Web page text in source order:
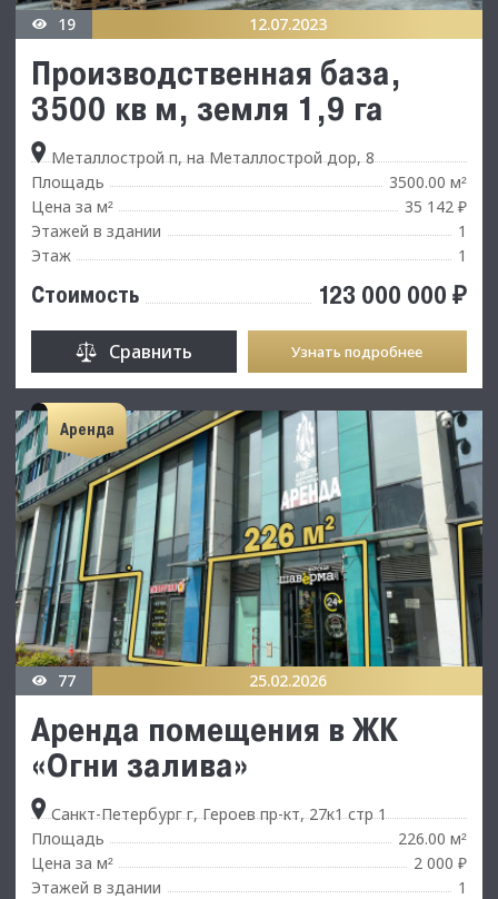
19 12.07.2023
Производственная база,
3500 кв м, земля 1,9 га
Металлострой п, на Металлострой дор, 8
Площадь
3500.00 м²
Цена за м²
35 142 ₽
Этажей в здании
1
Этаж
1
Стоимость 123 000 000 ₽
Сравнить Узнать подробнее
Аренда
77 25.02.2026
Аренда помещения в ЖК
«Oгни заливa»
Санкт-Петербург г, Героев пр-кт, 27к1 стр 1
Площадь
226.00 м²
Цена за м²
2 000 ₽
Этажей в здании
1